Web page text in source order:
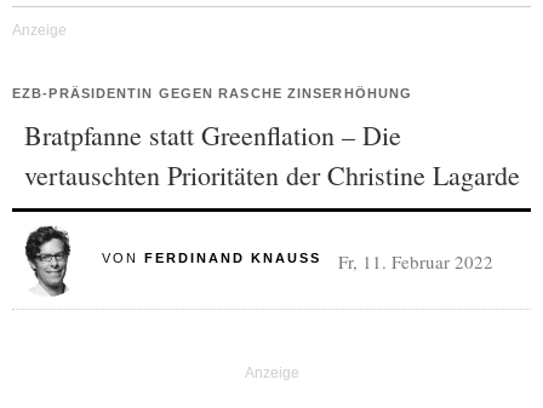
EZB-PRÄSIDENTIN GEGEN RASCHE ZINSERHÖHUNG
Bratpfanne statt Greenflation – Die
vertauschten Prioritäten der Christine Lagarde
VON FERDINAND KNAUSS Fr, 11. Februar 2022